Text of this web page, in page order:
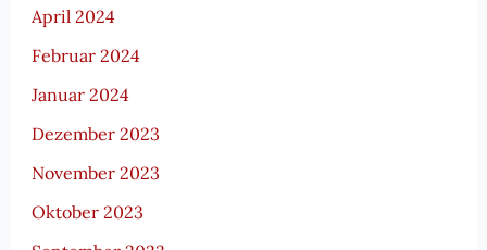
April 2024
Februar 2024
Januar 2024
Dezember 2023
November 2023
Oktober 2023